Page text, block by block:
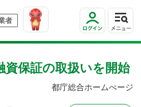
者
資保証の取扱いを開始
都庁総合ホームぺージ